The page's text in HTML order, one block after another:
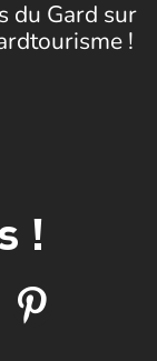
du Gard sur
!
!